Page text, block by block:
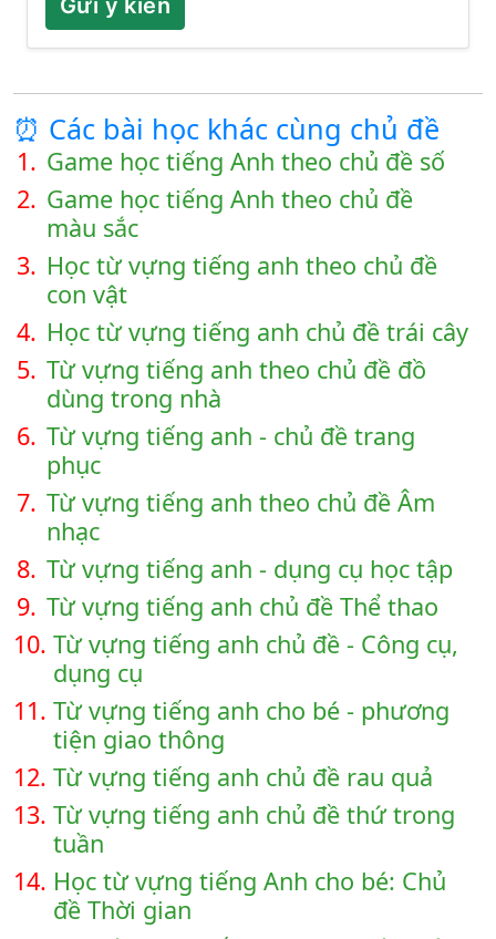
Gửi ý kiến
⏰ Các bài học khác cùng chủ đề
1. Game học tiếng Anh theo chủ đề số
2. Game học tiếng Anh theo chủ đề
màu sắc
3. Học từ vựng tiếng anh theo chủ đề
con vật
4. Học từ vựng tiếng anh chủ đề trái cây
5. Từ vựng tiếng anh theo chủ đề đồ
dùng trong nhà
6. Từ vựng tiếng anh - chủ đề trang
phục
7. Từ vựng tiếng anh theo chủ đề Âm
nhạc
8. Từ vựng tiếng anh - dụng cụ học tập
9. Từ vựng tiếng anh chủ đề Thể thao
10. Từ vựng tiếng anh chủ đề - Công cụ,
dụng cụ
11. Từ vựng tiếng anh cho bé - phương
tiện giao thông
12. Từ vựng tiếng anh chủ đề rau quả
13. Từ vựng tiếng anh chủ đề thứ trong
tuần
14. Học từ vựng tiếng Anh cho bé: Chủ
đề Thời gian